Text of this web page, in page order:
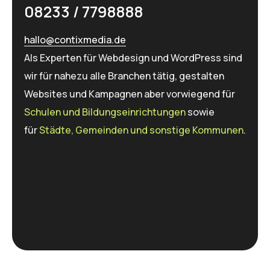
08233 / 7798888
hallo@contixmedia.de
Als Experten für Web­design und WordPress sind
wir für nahezu alle Branchen tätig, gestalten
Websites und Kampagnen aber vorwiegend für
Schulen und Bildungs­einrichtungensowie
fürStädte, Gemeinden und sonstige Kommunen.